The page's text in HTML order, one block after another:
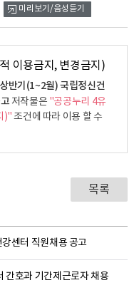
미리보기/음성듣기
반기(1~2월) 국립정신건
저작물은 "공공누리 4유
)"조건에 따라 이용 할 수
목록
센터 직원채용 공고
간호과 기간제근로자 채용